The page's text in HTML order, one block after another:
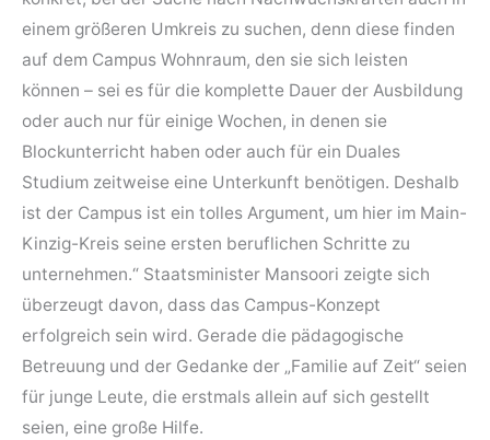
einem größeren Umkreis zu suchen, denn diese finden
auf dem Campus Wohnraum, den sie sich leisten
können – sei es für die komplette Dauer der Ausbildung
oder auch nur für einige Wochen, in denen sie
Blockunterricht haben oder auch für ein Duales
Studium zeitweise eine Unterkunft benötigen. Deshalb
ist der Campus ist ein tolles Argument, um hier im Main-
Kinzig-Kreis seine ersten beruflichen Schritte zu
unternehmen.“ Staatsminister Mansoori zeigte sich
überzeugt davon, dass das Campus-Konzept
erfolgreich sein wird. Gerade die pädagogische
Betreuung und der Gedanke der „Familie auf Zeit“ seien
für junge Leute, die erstmals allein auf sich gestellt
seien, eine große Hilfe.